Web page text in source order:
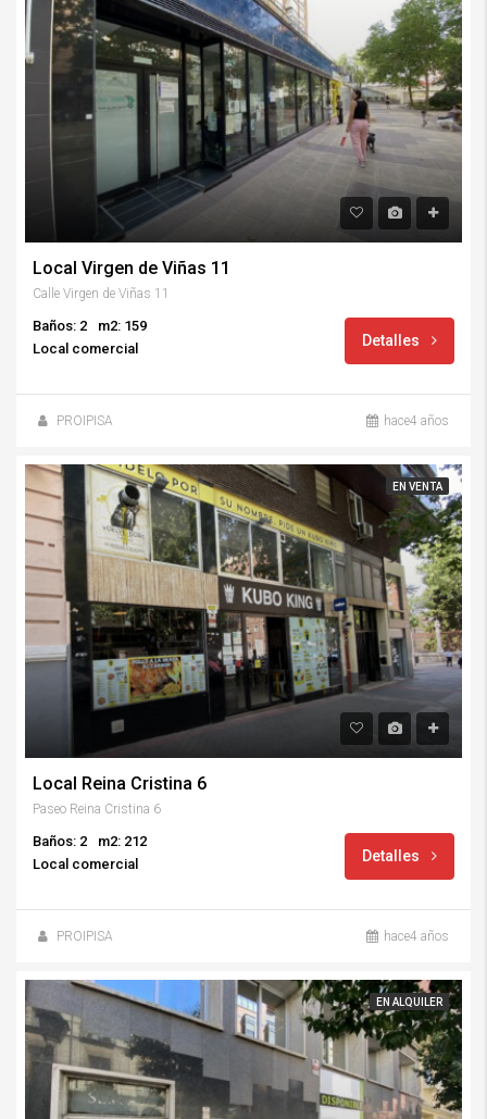
Local Virgen de Viñas 11
Calle Virgen de Viñas 11
Baños: 2
m2: 159
Local comercial
Detalles
PROIPISA hace4 años
EN VENTA
Local Reina Cristina 6
Paseo Reina Cristina 6
Baños: 2
m2: 212
Local comercial
Detalles
PROIPISA hace4 años
EN ALQUILER